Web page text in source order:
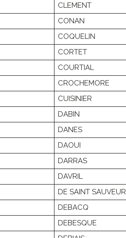
CLEMENT
CONAN
COQUELIN
CORTET
COURTIAL
CROCHEMORE
CUISINIER
DABIN
DANES
DAOUI
DARRAS
DAVRIL
DE SAINT SAUVEUR
DEBACQ
DEBESQUE